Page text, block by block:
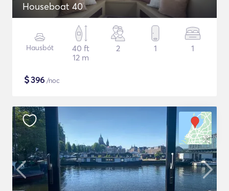
Houseboat 40
Hausbót
40 ft
12 m
2 1 1
$396 /noc